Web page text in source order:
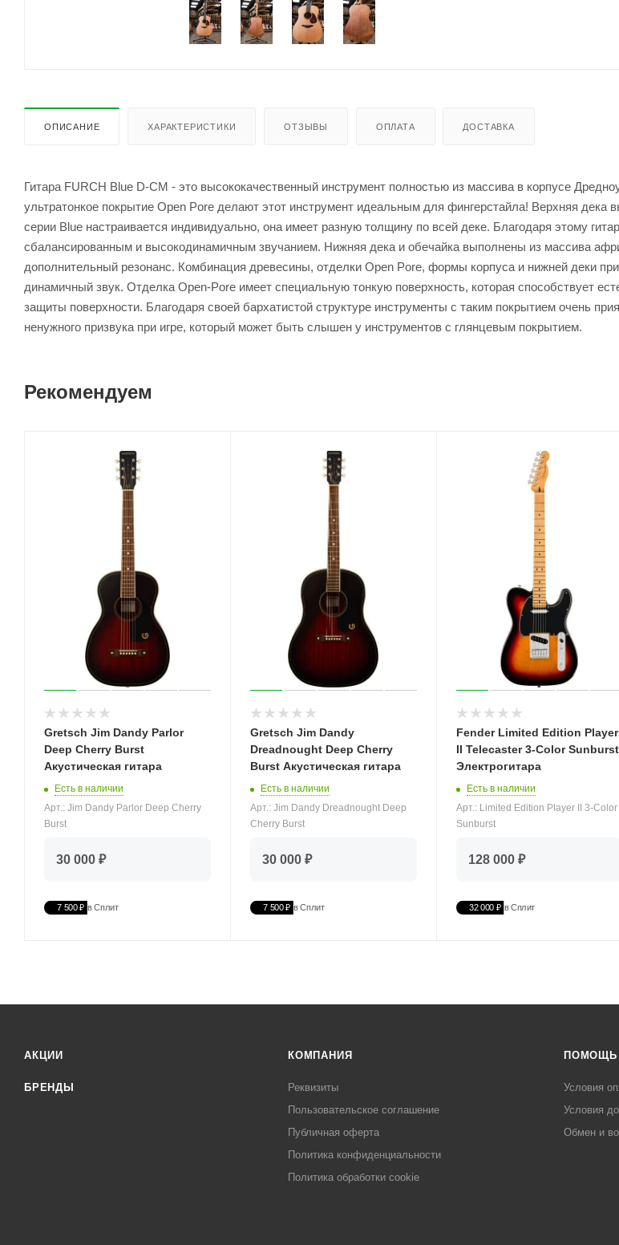
ОПИСАНИЕ ХАРАКТЕРИСТИКИ ОТЗЫВЫ ОПЛАТА ДОСТАВКА
Гитара FURCH Blue D-CM - это высококачественный инструмент полностью из массива в корпусе
ультратонкое покрытие Open Pore делают этот инструмент идеальным для фингерстайла! Верхняя дека
серии Blue настраивается индивидуально, она имеет разную толщину по всей деке. Благодаря этому
сбалансированным и высокодинамичным звучанием. Нижняя дека и обечайка выполнены из массива
дополнительный резонанс. Комбинация древесины, отделки Open Pore, формы корпуса и нижней деки
динамичный звук. Отделка Open-Pore имеет специальную тонкую поверхность, которая способствует
защиты поверхности. Благодаря своей бархатистой структуре инструменты с таким покрытием очень
ненужного призвука при игре, который может быть слышен у инструментов с глянцевым покрытием.
Рекомендуем
Gretsch Jim Dandy Parlor
Deep Cherry Burst
Акустическая гитара
Есть в наличии
Арт.: Jim Dandy Parlor Deep Cherry
Burst
30 000 ₽
7 500 ₽ в Сплит
Gretsch Jim Dandy
Dreadnought Deep Cherry
Burst Акустическая гитара
Есть в наличии
Арт.: Jim Dandy Dreadnought Deep
Cherry Burst
30 000 ₽
7 500 ₽ в Сплит
Fender Limited Edition Player
II Telecaster 3-Color Sunburst
Электрогитара
Есть в наличии
Арт.: Limited Edition Player II 3-Color
Sunburst
128 000 ₽
32 000 ₽ в Сплит
АКЦИИ
БРЕНДЫ
КОМПАНИЯ
Реквизиты
Пользовательское соглашение
Публичная оферта
Политика конфиденциальности
Политика обработки cookie
ПОМОЩЬ
Условия
Условия
Обмен и